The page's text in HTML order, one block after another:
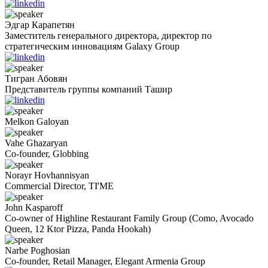
Эдгар Карапетян
Заместитель генерального директора, директор по
стратегическим инновациям Galaxy Group
Тигран Абовян
Представитель группы компаний Ташир
Melkon Galoyan
Vahe Ghazaryan
Co-founder, Globbing
Norayr Hovhannisyan
Commercial Director, TI'ME
John Kasparoff
Co-owner of Highline Restaurant Family Group (Como, Avocado
Queen, 12 Ktor Pizza, Panda Hookah)
Narbe Poghosian
Co-founder, Retail Manager, Elegant Armenia Group